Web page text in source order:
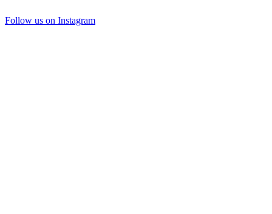
Follow us on Instagram